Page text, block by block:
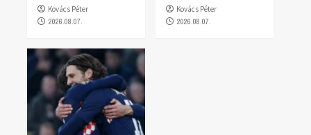
Kovács Péter
2026.08.07.
Kovács Péter
2026.08.07.